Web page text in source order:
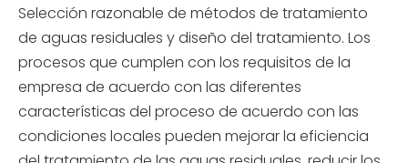
Selección razonable de métodos de tratamiento
de aguas residuales y diseño del tratamiento. Los
procesos que cumplen con los requisitos de la
empresa de acuerdo con las diferentes
características del proceso de acuerdo con las
condiciones locales pueden mejorar la eficiencia